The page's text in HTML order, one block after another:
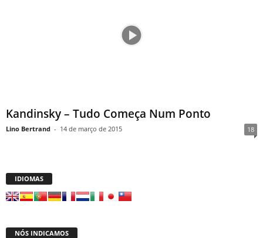
Kandinsky – Tudo Começa Num Ponto
Lino Bertrand - 14 de março de 2015 18
IDIOMAS
NÓS INDICAMOS